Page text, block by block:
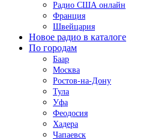
Радио США онлайн
Франция
Швейцария
Новое радио в каталоге
По городам
Баар
Москва
Ростов-на-Дону
Тула
Уфа
Феодосия
Хадера
Чапаевск